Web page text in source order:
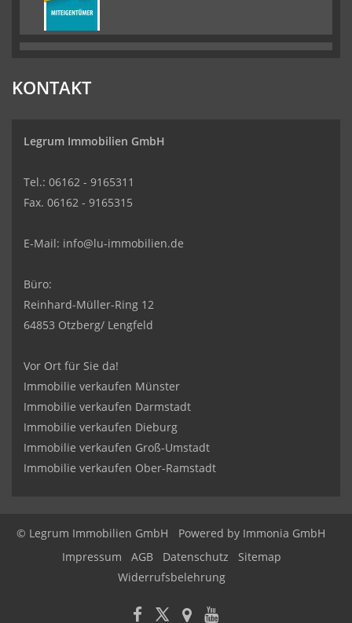
KONTAKT
Legrum Immobilien GmbH
Tel.: 06162 - 9165311
Fax. 06162 - 9165315
E-Mail: info@lu-immobilien.de
Büro:
Reinhard-Müller-Ring 12
64853 Otzberg/ Lengfeld
Vor Ort für Sie da!
Immobilie verkaufen Münster
Immobilie verkaufen Darmstadt
Immobilie verkaufen Dieburg
Immobilie verkaufen Groß-Umstadt
Immobilie verkaufen Ober-Ramstadt
© Legrum Immobilien GmbH Powered by Immonia GmbH
Impressum
AGB Datenschutz
Sitemap
Widerrufsbelehrung